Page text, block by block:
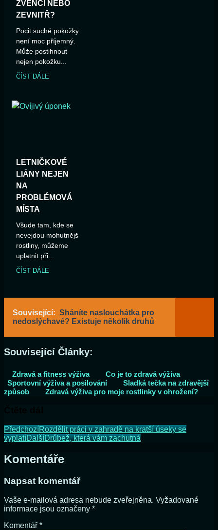
ZVENČÍ NEBO
ZEVNITŘ?
Pocit suché pokožky
není moc příjemný.
Může postihnout
nejen pokožku...
ČÍST DÁLE
LETNIČKOVÉ
LIÁNY NEJEN
NA
PROBLÉMOVÁ
MÍSTA
Všude tam, kde se
nevejdou mohutnější
rostliny, můžeme
uplatnit při...
ČÍST DÁLE
Související: Sháníte naslouchátka pro
nedoslýchavé? Existuje několik druhů
Související Články:
Zdravá a fitness výživa
Co je to zdravá výživa
Sportovní výživa a posilování
Sladká tečka na zdravější
způsob
Zdravá výživa pro moje rostlinky v ohrožení?
PředchozíRozdělit práci v zahradě na kratší úseky se
vyplatíDalšíDrůbež, která vám zachutná
Komentáře
Napsat komentář
Vaše e-mailová adresa nebude zveřejněna. Vyžadované
informace jsou označeny *
Komentář *